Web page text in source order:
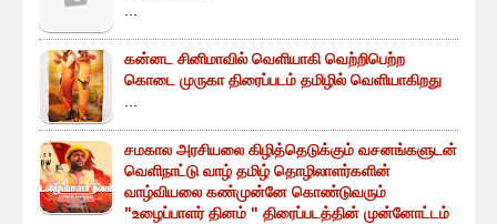
...
கன்னட சினிமாவில் வெளியாகி வெற்றிபெற்ற
கொடை முருகா திரைப்படம் தமிழில் வெளியாகிறது
...
சமகால அரசியலை கிழித்தெடுக்கும் வசனங்களுடன்
வெளிநாட்டு வாழ் தமிழ் தொழிலாளர்களின்
வாழ்வியலை கண்முன்னே கொண்டுவரும்
"உழைப்பாளர் தினம் " திரைப்படத்தின் முன்னோட்டம்